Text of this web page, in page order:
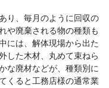
り、毎月のように回収の
や廃棄される物の種類も
には、解体現場から出た
した木材、丸めて束ねら
な廃材などが、種類別に
くると工務店様の通常業